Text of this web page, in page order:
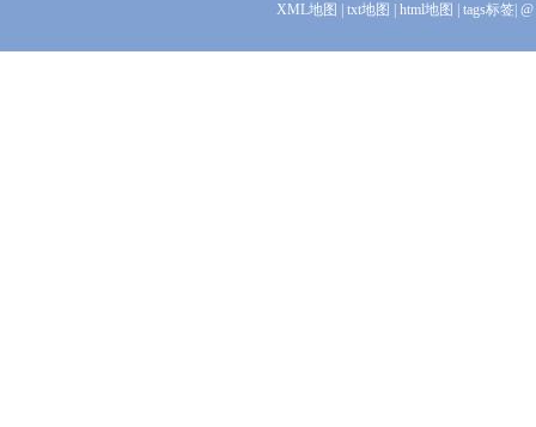
XML地图 txt地图 html地图 tags标签 |